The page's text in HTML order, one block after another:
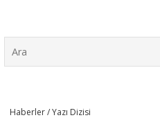
Haberler / Yazı Dizisi